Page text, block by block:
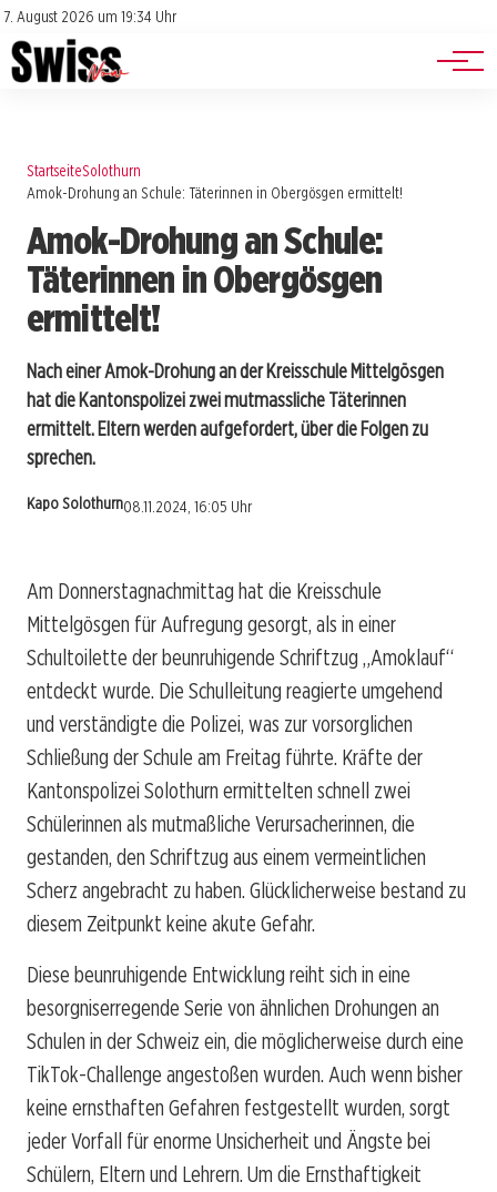
7. August 2026 um 19:34 Uhr
Impressum
Datenschutz
Jobs
Events
StartseiteSolothurn
Amok-Drohung an Schule: Täterinnen in Obergösgen ermittelt!
Amok-Drohung an Schule:
Täterinnen in Obergösgen
ermittelt!
Nach einer Amok-Drohung an der Kreisschule Mittelgösgen
hat die Kantonspolizei zwei mutmassliche Täterinnen
ermittelt. Eltern werden aufgefordert, über die Folgen zu
sprechen.
Kapo Solothurn08.11.2024, 16:05 Uhr
Am Donnerstagnachmittag hat die Kreisschule
Mittelgösgen für Aufregung gesorgt, als in einer
Schultoilette der beunruhigende Schriftzug „Amoklauf“
entdeckt wurde. Die Schulleitung reagierte umgehend
und verständigte die Polizei, was zur vorsorglichen
Schließung der Schule am Freitag führte. Kräfte der
Kantonspolizei Solothurn ermittelten schnell zwei
Schülerinnen als mutmaßliche Verursacherinnen, die
gestanden, den Schriftzug aus einem vermeintlichen
Scherz angebracht zu haben. Glücklicherweise bestand zu
diesem Zeitpunkt keine akute Gefahr.
Diese beunruhigende Entwicklung reiht sich in eine
besorgniserregende Serie von ähnlichen Drohungen an
Schulen in der Schweiz ein, die möglicherweise durch eine
TikTok-Challenge angestoßen wurden. Auch wenn bisher
keine ernsthaften Gefahren festgestellt wurden, sorgt
jeder Vorfall für enorme Unsicherheit und Ängste bei
Schülern, Eltern und Lehrern. Um die Ernsthaftigkeit